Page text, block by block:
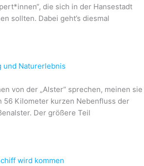
die sich in der Hansestadt
sollten. Dabei geht’s diesmal
und Naturerlebnis
von der „Alster“ sprechen, meinen sie
56 Kilometer kurzen Nebenfluss der
Der größere Teil
wird kommen